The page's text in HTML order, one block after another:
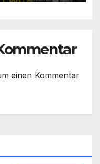
einen Kommentar